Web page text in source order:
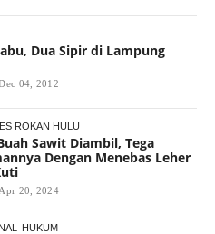
Dua Sipir di Lampung
04, 2012
ROKAN HULU
Sawit Diambil, Tega
Dengan Menebas Leher
Apr 20, 2024
HUKUM